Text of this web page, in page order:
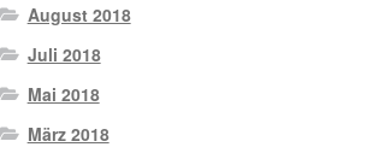
August 2018
Juli 2018
Mai 2018
März 2018